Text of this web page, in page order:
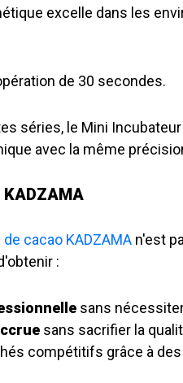
excelle dans les
de 30 secondes.
séries, le Mini
avec la même
cacao KADZAMA n'est
:
sans
sans sacrifier la
compétitifs grâce à